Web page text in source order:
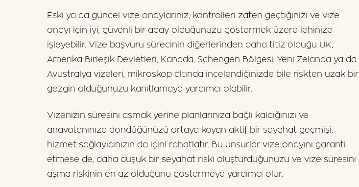
Eski ya da güncel vize onaylarınız, kontrolleri zaten geçtiğinizi ve vize
onayı için iyi, güvenli bir aday olduğunuzu göstermek üzere lehinize
işleyebilir. Vize başvuru sürecinin diğerlerinden daha titiz olduğu UK,
Amerika Birleşik Devletleri, Kanada, Schengen Bölgesi, Yeni Zelanda ya da
Avustralya vizeleri, mikroskop altında incelendiğinizde bile riskten uzak bir
gezgin olduğunuzu kanıtlamaya yardımcı olabilir.
Vizenizin süresini aşmak yerine planlarınıza bağlı kaldığınızı ve
anavatanınıza döndüğünüzü ortaya koyan aktif bir seyahat geçmişi,
hizmet sağlayıcınızın da içini rahatlatır. Bu unsurlar vize onayını garanti
etmese de, daha düşük bir seyahat riski oluşturduğunuzu ve vize süresini
aşma riskinin en az olduğunu göstermeye yardımcı olur.